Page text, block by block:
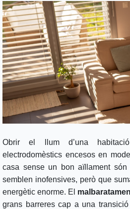
Obrir el llum d’una
electrodomèstics encesos en
casa sense un bon aïllament són
semblen inofensives, però que
energètic enorme. El
grans barreres cap a una